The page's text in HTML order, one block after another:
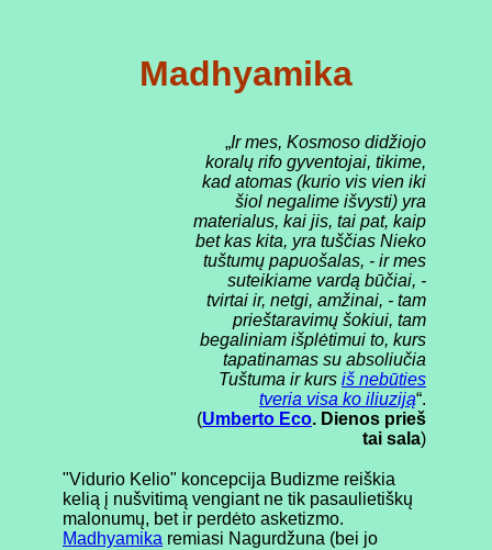
Madhyamika
„Ir mes, Kosmoso didžiojo
koralų rifo gyventojai, tikime,
kad atomas (kurio vis vien iki
šiol negalime išvysti) yra
materialus, kai jis, tai pat, kaip
bet kas kita, yra tuščias Nieko
tuštumų papuošalas, - ir mes
suteikiame vardą būčiai, -
tvirtai ir, netgi, amžinai, - tam
prieštaravimų šokiui, tam
begaliniam išplėtimui to, kurs
tapatinamas su absoliučia
Tuštuma ir kurs iš nebūties
tveria visa ko iliuziją“.
(Umberto Eco. Dienos prieš
tai sala)
"Vidurio Kelio" koncepcija Budizme reiškia
kelią į nušvitimą vengiant ne tik pasaulietiškų
malonumų, bet ir perdėto asketizmo.
Madhyamika remiasi Nagurdžuna (bei jo